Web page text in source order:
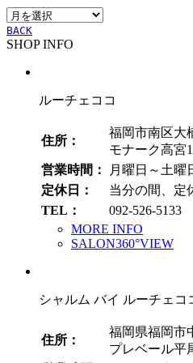
ー
ア
ー
カ
BACK
SHOP INFO
ルーチェココ
住所：
福岡市南区大
モナーク高宮
営業時間：
月曜日～土
定休日：
当分の間、定
TEL：
092-526-5133
MORE INFO
SALON360°VIEW
シャルム バイ ルーチェコ
住所：
福岡県福岡市
プレベール平